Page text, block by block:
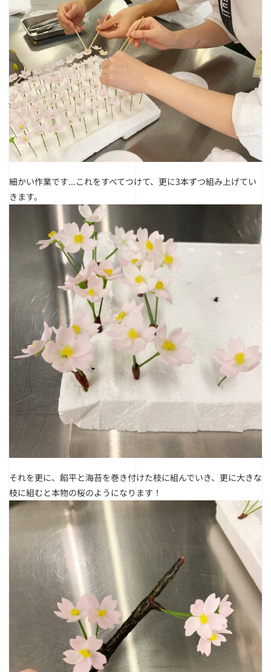
細かい作業です...これをすべてつけて、更に3本ずつ組み上げてい
きます。
それを更に、餡平と海苔を巻き付けた枝に組んでいき、更に大きな
枝に組むと本物の桜のようになります！